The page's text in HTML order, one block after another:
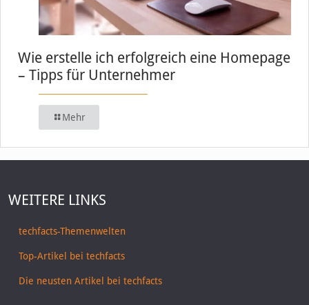
Wie erstelle ich erfolgreich eine Homepage
– Tipps für Unternehmer
Mehr
WEITERE LINKS
techfacts-Themenwelten
Top-Artikel bei techfacts
Die neusten Artikel bei techfacts